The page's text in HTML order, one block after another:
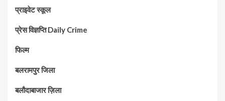
प्राइवेट स्कूल
प्रेस विज्ञप्ति Daily Crime
फिल्म
बलरामपुर जिला
बलौदाबाजार ज़िला